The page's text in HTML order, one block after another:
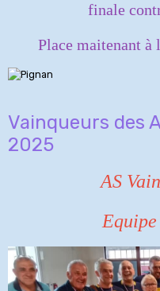
finale
Place maitenant
Vainqueurs des
2025
AS